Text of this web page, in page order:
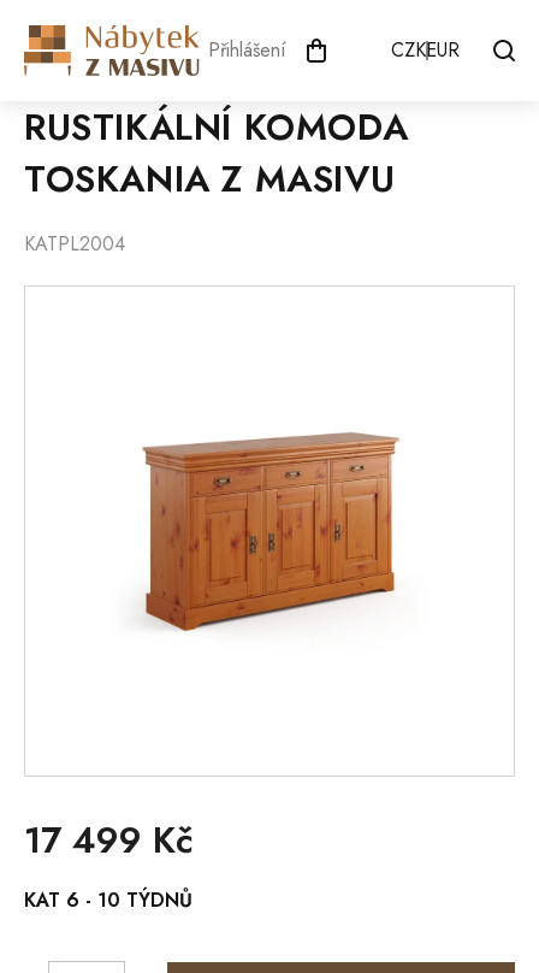
obsah
Přihlášení CZKEUR
RUSTIKÁLNÍ KOMODA
TOSKANIA Z MASIVU
KATPL2004
17 499 Kč
Měrná
cena:
KAT 6 - 10 TÝDNŮ